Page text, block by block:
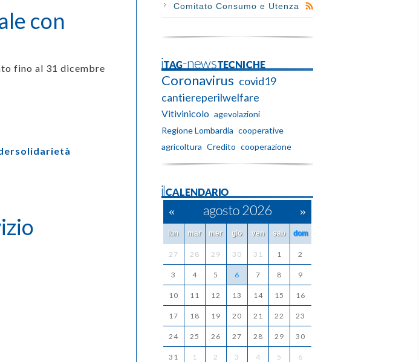
con
fino al 31 dicembre
Comitato Consumo e Utenza
iTAG-newsTECNICHE
Coronavirus covid19
cantiereperilwelfare
Vitivinicolo agevolazioni
Regione Lombardia cooperative
agricoltura Credito cooperazione
ilCALENDARIO
« agosto 2026 »
lun mar mer gio ven sab dom
27 28 29 30 31 1 2
3 4 5 6 7 8 9
10 11 12 13 14 15 16
17 18 19 20 21 22 23
24 25 26 27 28 29 30
31 1 2 3 4 5 6